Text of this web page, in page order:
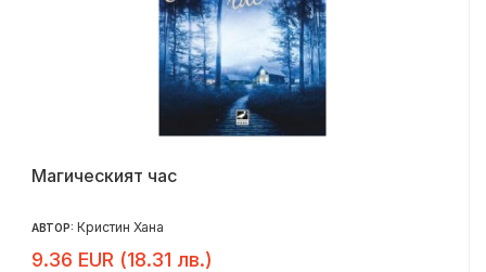
Магическият час
АВТОР: Кристин Хана
9.36 EUR (18.31 лв.)